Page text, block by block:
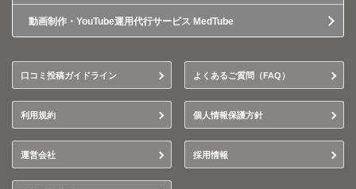
動画制作・YouTube運用代行サービス MedTube
口コミ投稿ガイドライン よくあるご質問（FAQ）
利用規約 個人情報保護方針
運営会社 採用情報